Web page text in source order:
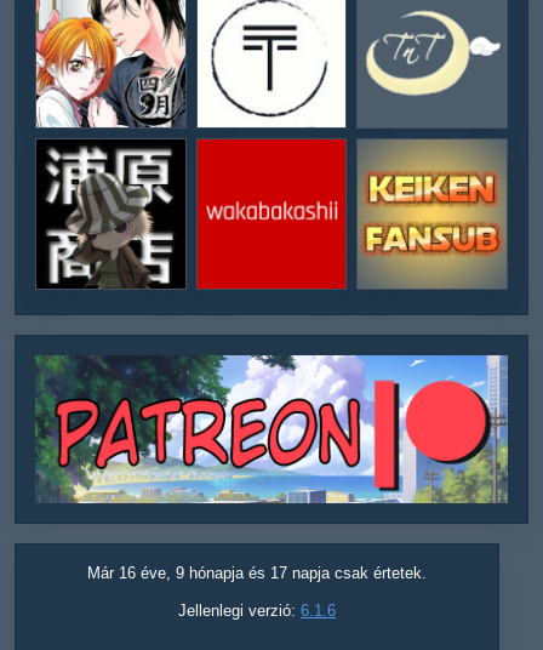
Már 16 éve, 9 hónapja és 17 napja csak értetek.
Jellenlegi verzió: 6.1.6